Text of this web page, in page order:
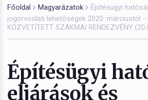
Főoldal Magyarázatok
Építésügyi
jogorvoslati lehetőségek 2020. márciustól -
KÖZVETÍTETT SZAKMAI RENDEZVÉNY
Építésügyi
eljárások és